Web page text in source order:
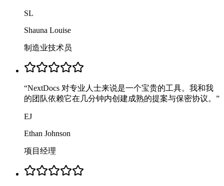
SL
Shauna Louise
制造业技术员
“NextDocs 对专业人士来说是一个宝贵的工具。我和我
的团队依赖它在几分钟内创建成熟的提案与保密协议。 ”
EJ
Ethan Johnson
项目经理